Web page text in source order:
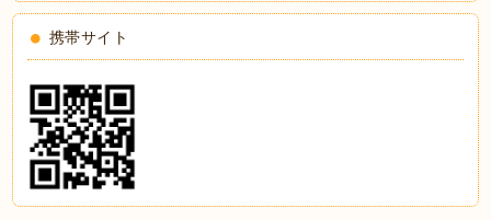
携帯サイト